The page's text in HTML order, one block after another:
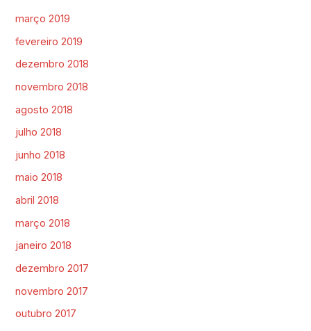
março 2019
fevereiro 2019
dezembro 2018
novembro 2018
agosto 2018
julho 2018
junho 2018
maio 2018
abril 2018
março 2018
janeiro 2018
dezembro 2017
novembro 2017
outubro 2017